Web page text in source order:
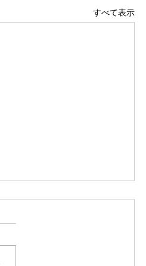
すべて表示
なきゃ
なきゃいけない、変わらな